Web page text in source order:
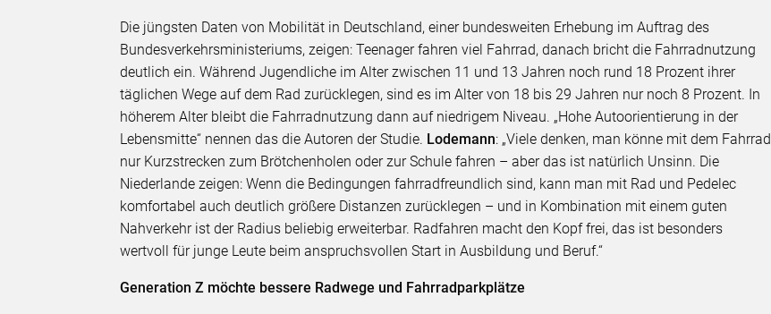
Die jüngsten Daten von Mobilität in Deutschland, einer bundesweiten Erhebung im Auftrag des
Bundesverkehrsministeriums, zeigen: Teenager fahren viel Fahrrad, danach bricht die Fahrradnutzung
deutlich ein. Während Jugendliche im Alter zwischen 11 und 13 Jahren noch rund 18 Prozent ihrer
täglichen Wege auf dem Rad zurücklegen, sind es im Alter von 18 bis 29 Jahren nur noch 8 Prozent. In
höherem Alter bleibt die Fahrradnutzung dann auf niedrigem Niveau. „Hohe Autoorientierung in der
Lebensmitte“ nennen das die Autoren der Studie. Lodemann: „Viele denken, man könne mit dem Fahrrad
nur Kurzstrecken zum Brötchenholen oder zur Schule fahren – aber das ist natürlich Unsinn. Die
Niederlande zeigen: Wenn die Bedingungen fahrradfreundlich sind, kann man mit Rad und Pedelec
komfortabel auch deutlich größere Distanzen zurücklegen – und in Kombination mit einem guten
Nahverkehr ist der Radius beliebig erweiterbar. Radfahren macht den Kopf frei, das ist besonders
wertvoll für junge Leute beim anspruchsvollen Start in Ausbildung und Beruf.“
Generation Z möchte bessere Radwege und Fahrradparkplätze